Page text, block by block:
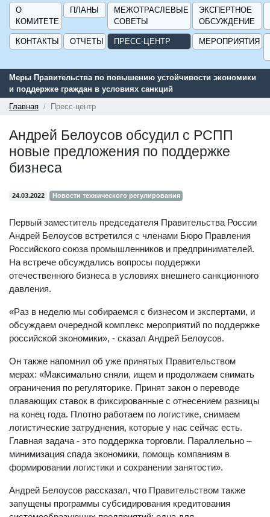
О
КОМИТЕТЕ
ПЛАНЫ
МЕЖОТРАСЛЕВЫЕ
СОВЕТЫ
ЭКСПЕРТНОЕ
ОБСУЖДЕНИЕ
КОНТАКТЫ ОТЧЕТЫ ПРЕСС-ЦЕНТР МЕРОПРИЯТИЯ
Правительства по повышению устойчивости экономики
граждан в условиях санкций
ГИСП».
Главная Пресс-центр
Андрей Белоусов обсудил с РСПП
новые предложения по поддержке
бизнеса
24.03.2022 Новости технического регулирования
Первый заместитель председателя Правительства России
Андрей Белоусов встретился с членами Бюро Правления
Российского союза промышленников и предпринимателей.
На встрече обсуждались вопросы поддержки
отечественного бизнеса в условиях внешнего санкционного
давления.
«Раз в неделю мы собираемся с бизнесом и экспертами, и
обсуждаем очередной комплекс мероприятий по поддержке
российской экономики», - сказал Андрей Белоусов.
Он также напомнил об уже принятых Правительством
мерах: «Максимально сняли, ищем и продолжаем снимать
ограничения по регуляторике. Принят закон о переводе
плавающих ставок в фиксированные с отнесением разницы
на конец года. Плотно работаем по логистике, снимаем
логистические затруднения, которые у нас сейчас есть.
Главная задача - это поддержка торговли. Параллельно –
минимизация спада экономики, помощь компаниям в
формировании логистики и сохранении занятости».
Андрей Белоусов рассказал, что Правительством также
запущены программы субсидирования кредитования